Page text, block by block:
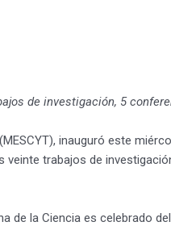
de investigación, 5
inauguró este
trabajos de
de la Ciencia es celebrado